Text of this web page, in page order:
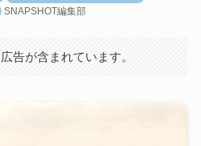
SNAPSHOT編集部
告が含まれています。